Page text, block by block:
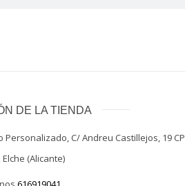
DE LA TIENDA
Personalizado, C/ Andreu Castillejos, 19 CP
Elche (Alicante)